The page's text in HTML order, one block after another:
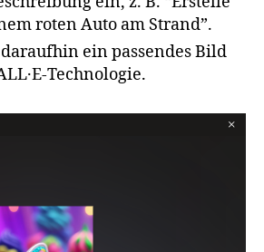
roten Auto am Strand”.
ein passendes Bild
Technologie.